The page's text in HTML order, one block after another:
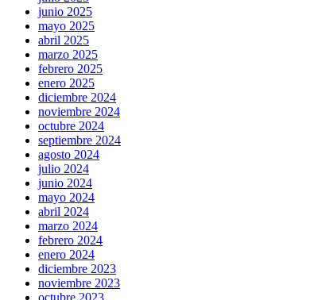
junio 2025
mayo 2025
abril 2025
marzo 2025
febrero 2025
enero 2025
diciembre 2024
noviembre 2024
octubre 2024
septiembre 2024
agosto 2024
julio 2024
junio 2024
mayo 2024
abril 2024
marzo 2024
febrero 2024
enero 2024
diciembre 2023
noviembre 2023